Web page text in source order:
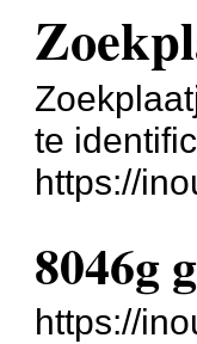
te
https://
8046g
https://